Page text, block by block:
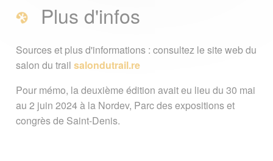
Plus d'infos
Sources et plus d'informations : consultez le site web du
salon du trail salondutrail.re
Pour mémo, la deuxième édition avait eu lieu du 30 mai
au 2 juin 2024 à la Nordev, Parc des expositions et
congrès de Saint-Denis.